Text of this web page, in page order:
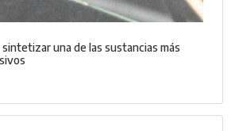
una de las sustancias más